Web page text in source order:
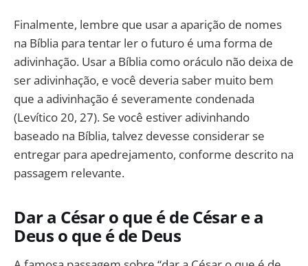
Finalmente, lembre que usar a aparição de nomes
na Bíblia para tentar ler o futuro é uma forma de
adivinhação. Usar a Bíblia como oráculo não deixa de
ser adivinhação, e você deveria saber muito bem
que a adivinhação é severamente condenada
(Levítico 20, 27). Se você estiver adivinhando
baseado na Bíblia, talvez devesse considerar se
entregar para apedrejamento, conforme descrito na
passagem relevante.
Dar a César o que é de César e a
Deus o que é de Deus